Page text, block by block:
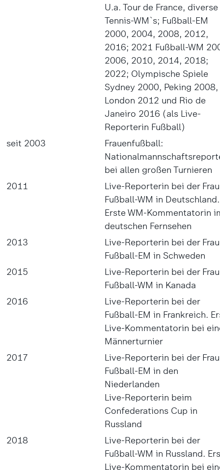
U.a. Tour de France, diverse
Tennis-WM`s; Fußball-EM
2000, 2004, 2008, 2012,
2016; 2021 Fußball-WM
2006, 2010, 2014, 2018;
2022; Olympische Spiele
Sydney 2000, Peking 2008,
London 2012 und Rio de
Janeiro 2016 (als Live-
Reporterin Fußball)
seit 2003
Frauenfußball:
bei allen großen Turnieren
2011
Live-Reporterin bei der
Fußball-WM in Deutschland.
Erste WM-Kommentatorin
deutschen Fernsehen
2013
Live-Reporterin bei der
Fußball-EM in Schweden
2015
Live-Reporterin bei der
Fußball-WM in Kanada
2016
Live-Reporterin bei der
Fußball-EM in Frankreich.
Live-Kommentatorin bei
Männerturnier
2017
Live-Reporterin bei der
Fußball-EM in den
Niederlanden
Live-Reporterin beim
Confederations Cup in
Russland
2018
Live-Reporterin bei der
Fußball-WM in Russland.
Live-Kommentatorin bei